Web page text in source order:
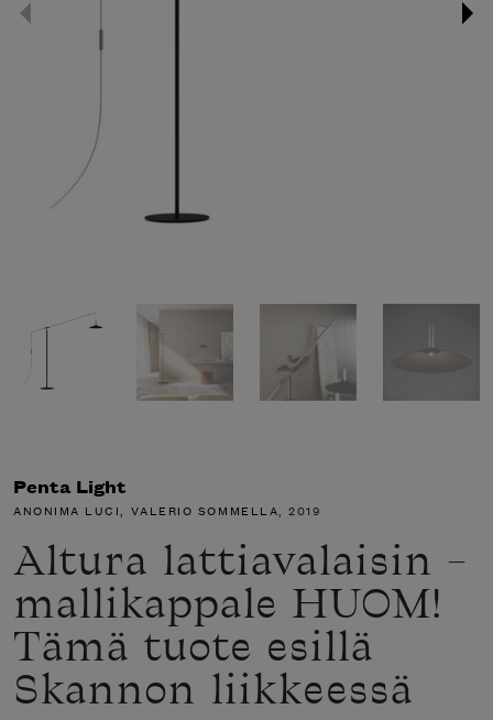
Penta Light
ANONIMA LUCI, VALERIO SOMMELLA, 2019
Altura lattiavalaisin –
mallikappale HUOM!
Tämä tuote esillä
Skannon liikkeessä